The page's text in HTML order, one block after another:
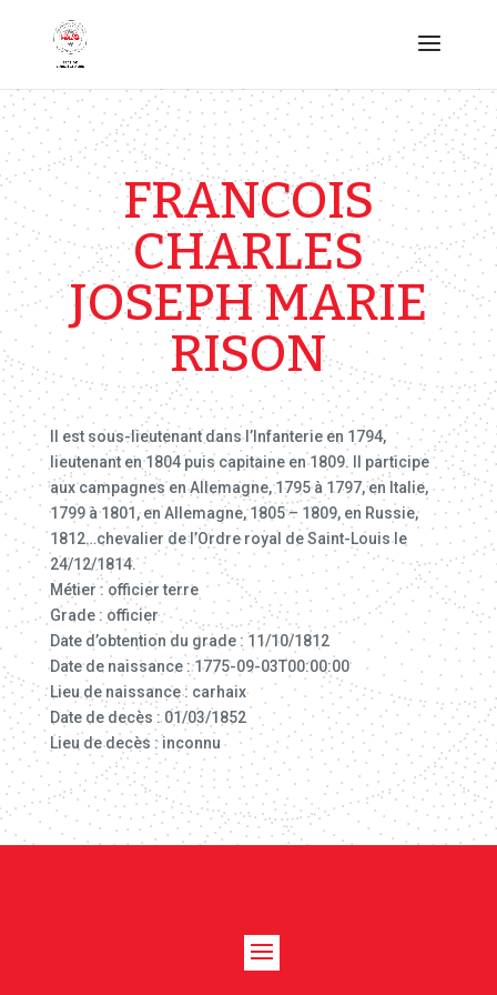
FRANCOIS
CHARLES
JOSEPH MARIE
RISON
Il est sous-lieutenant dans l’Infanterie en 1794,
lieutenant en 1804 puis capitaine en 1809. Il participe
aux campagnes en Allemagne, 1795 à 1797, en Italie,
1799 à 1801, en Allemagne, 1805 – 1809, en Russie,
1812…chevalier de l’Ordre royal de Saint-Louis le
24/12/1814.
Métier : officier terre
Grade : officier
Date d’obtention du grade : 11/10/1812
Date de naissance : 1775-09-03T00:00:00
Lieu de naissance : carhaix
Date de decès : 01/03/1852
Lieu de decès : inconnu